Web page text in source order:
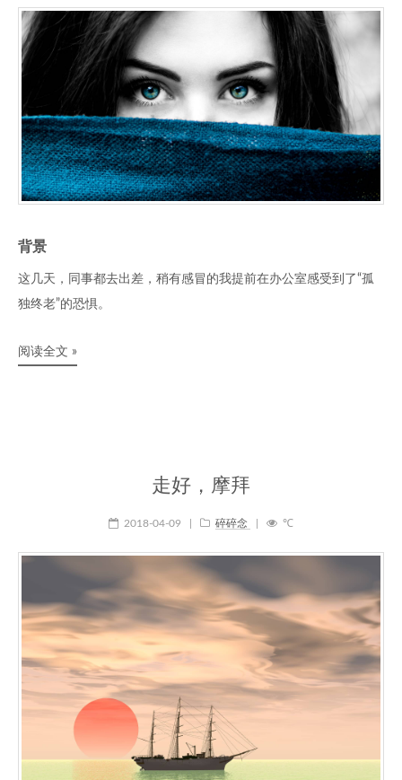
背景
这几天，同事都去出差，稍有感冒的我提前在办公室感受到了“孤
独终老”的恐惧。
阅读全文 »
走好，摩拜
2018-04-09 碎碎念 ℃